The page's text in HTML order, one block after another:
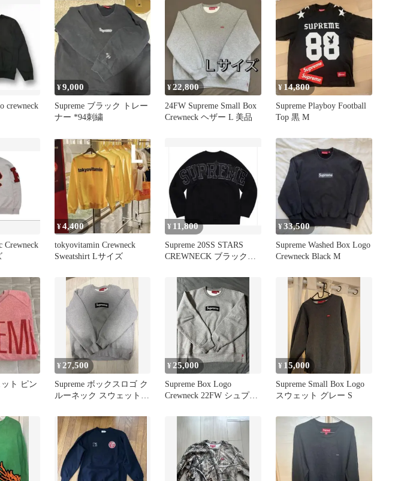
crewneck
¥9,000
Supreme ブラック トレー
ナー *94刺繍
¥22,800
24FW Supreme Small Box
Crewneck ヘザー L 美品
¥ 14,800
Supreme Playboy Football
Top 黒 M
Crewneck
¥4,400
tokyovitamin Crewneck
Sweatshirt Lサイズ
¥ 11,800
Supreme 20SS STARS
CREWNECK ブラック
¥33,500
Supreme Washed Box Logo
Crewneck Black M
ット ピン
¥ 27,500
Supreme ボックスロゴ ク
ルーネック スウェット
¥ 25,000
Supreme Box Logo
Crewneck 22FW シュプリ
¥ 15,000
Supreme Small Box Logo
スウェット グレー S